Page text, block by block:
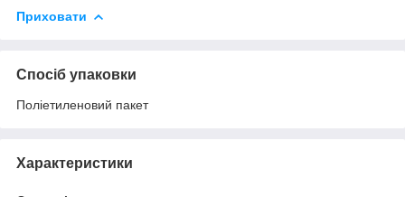
Приховати
Спосіб упаковки
Поліетиленовий пакет
Характеристики